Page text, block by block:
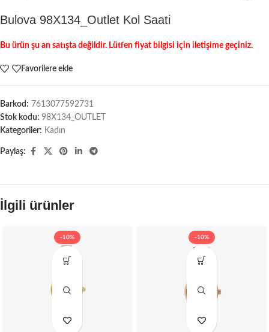
Bulova 98X134_Outlet Kol Saati
Bu ürün şu an satışta değildir. Lütfen fiyat bilgisi için iletişime geçiniz.
Favorilere ekle
Barkod: 7613077592731
Stok kodu: 98X134_OUTLET
Kategoriler: Kadın
Paylaş:
İlgili ürünler
-10% -10%